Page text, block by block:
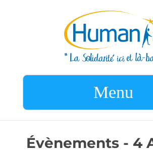
Menu
Évènements - 4